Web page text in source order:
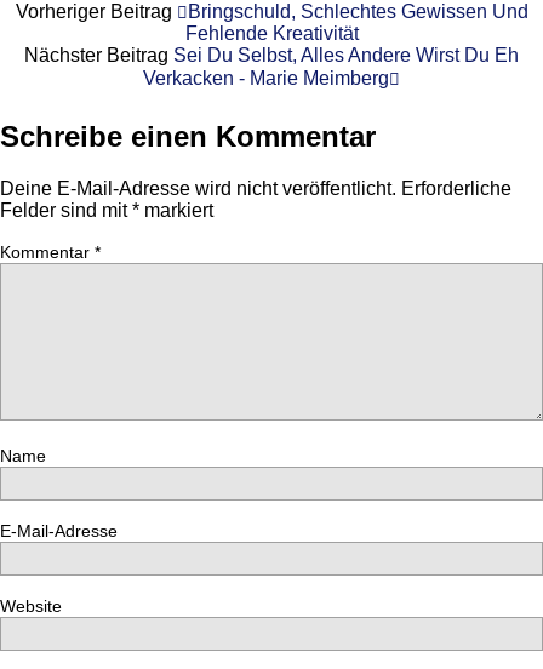
Vorheriger Beitrag
Bringschuld, Schlechtes Gewissen Und
Fehlende Kreativität
Nächster Beitrag Sei Du Selbst, Alles Andere Wirst Du Eh
Verkacken - Marie Meimberg
Schreibe einen Kommentar
Deine E-Mail-Adresse wird nicht veröffentlicht. Erforderliche
Felder sind mit* markiert
Kommentar *
Name
E-Mail-Adresse
Website